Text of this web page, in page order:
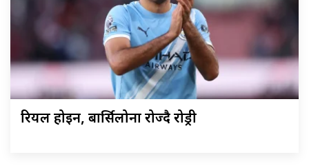
रियल होइन, बार्सिलोना रोज्दै रोड्री